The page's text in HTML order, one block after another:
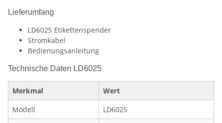
Lieferumfang
LD6025 Etikettenspender
Stromkabel
Bedienungsanleitung
Technische Daten LD6025
Merkmal
Wert
Modell
LD6025